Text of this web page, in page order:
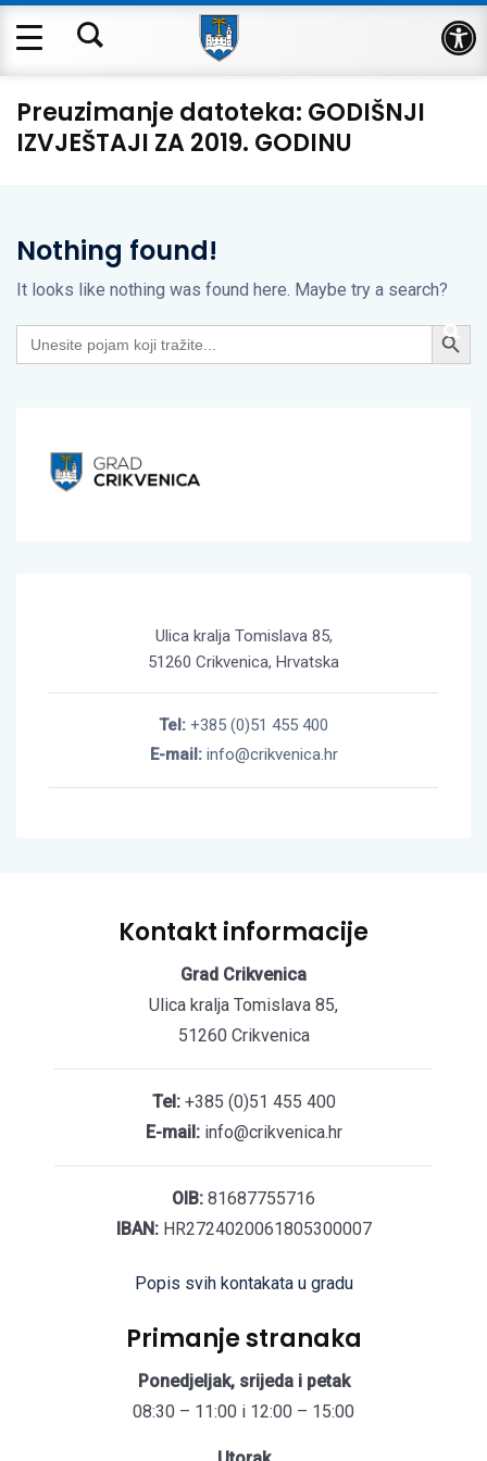
Preuzimanje datoteka: GODIŠNJI
IZVJEŠTAJI ZA 2019. GODINU
Nothing found!
It looks like nothing was found here. Maybe try a search?
Search
for:
Search Button
Ulica kralja Tomislava 85,
51260 Crikvenica, Hrvatska
Tel: +385 (0)51 455 400
E-mail:info@crikvenica.hr
Kontakt informacije
Grad Crikvenica
Ulica kralja Tomislava 85,
51260 Crikvenica
Tel:+385 (0)51 455 400
E-mail:info@crikvenica.hr
OIB: 81687755716
IBAN:HR2724020061805300007
Popis svih kontakata u gradu
Primanje stranaka
Ponedjeljak, srijeda i petak
08:30 – 11:00 i 12:00 – 15:00